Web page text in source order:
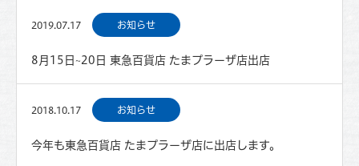
2019.07.17 お知らせ
8月15日~20日 東急百貨店 たまプラーザ店出店
2018.10.17 お知らせ
今年も東急百貨店 たまプラーザ店に出店します。